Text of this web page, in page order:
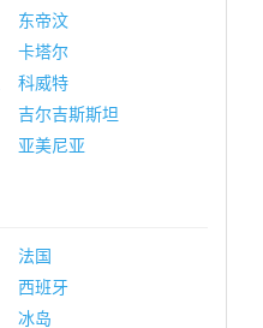
东帝汶
卡塔尔
科威特
吉尔吉斯斯坦
亚美尼亚
法国
西班牙
冰岛